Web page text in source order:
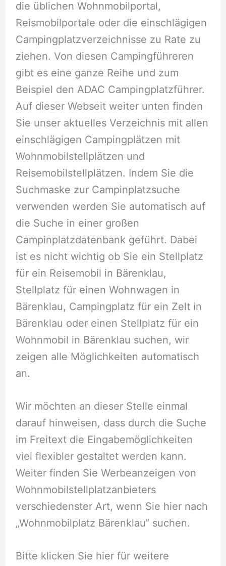
die üblichen Wohnmobilportal,
Reismobilportale oder die einschlägigen
Campingplatzverzeichnisse zu Rate zu
ziehen. Von diesen Campingführeren
gibt es eine ganze Reihe und zum
Beispiel den ADAC Campingplatzführer.
Auf dieser Webseit weiter unten finden
Sie unser aktuelles Verzeichnis mit allen
einschlägigen Campingplätzen mit
Wohnmobilstellplätzen und
Reisemobilstellplätzen. Indem Sie die
Suchmaske zur Campinplatzsuche
verwenden werden Sie automatisch auf
die Suche in einer großen
Campinplatzdatenbank geführt. Dabei
ist es nicht wichtig ob Sie ein Stellplatz
für ein Reisemobil in Bärenklau,
Stellplatz für einen Wohnwagen in
Bärenklau, Campingplatz für ein Zelt in
Bärenklau oder einen Stellplatz für ein
Wohnmobil in Bärenklau suchen, wir
zeigen alle Möglichkeiten automatisch
an.
Wir möchten an dieser Stelle einmal
darauf hinweisen, dass durch die Suche
im Freitext die Eingabemöglichkeiten
viel flexibler gestaltet werden kann.
Weiter finden Sie Werbeanzeigen von
Wohnmobilstellplatzanbieters
verschiedenster Art, wenn Sie hier nach
„Wohnmobilplatz Bärenklau“ suchen.
Bitte klicken Sie hier für weitere